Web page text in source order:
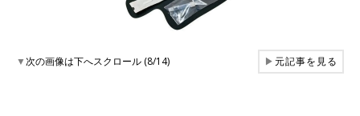
▼次の画像は下へスクロール (8/14) ▶元記事を見る